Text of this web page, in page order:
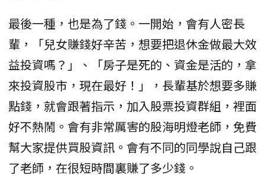
最後一種，也是為了錢。一開始，會有人密長
輩，「兒女賺錢好辛苦，想要把退休金做最大效
益投資嗎？」、「房子是死的、資金是活的，拿
來投資股市，現在最好！」，長輩基於想要多賺
點錢，就會跟著指示，加入股票投資群組，裡面
好不熱鬧。會有非常厲害的股海明燈老師，免費
幫大家提供買股資訊。會有不同的同學說自己跟
了老師，在很短時間裏賺了多少錢。